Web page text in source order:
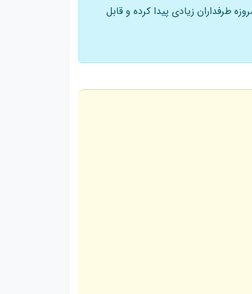
طرفداران زیادی پیدا کرده و قابل